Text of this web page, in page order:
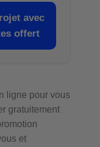
avec
offert
ligne pour vous
gratuitement
et